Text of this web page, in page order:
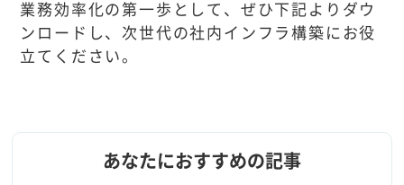
業務効率化の第一歩として、ぜひ下記よりダウ
ンロードし、次世代の社内インフラ構築にお役
立てください。
あなたにおすすめの記事